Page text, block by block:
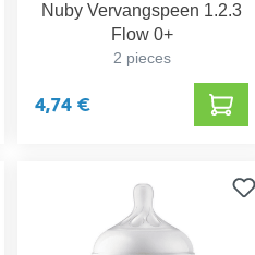
Nuby Vervangspeen 1.2.3
Flow 0+
2 pieces
4,74 €